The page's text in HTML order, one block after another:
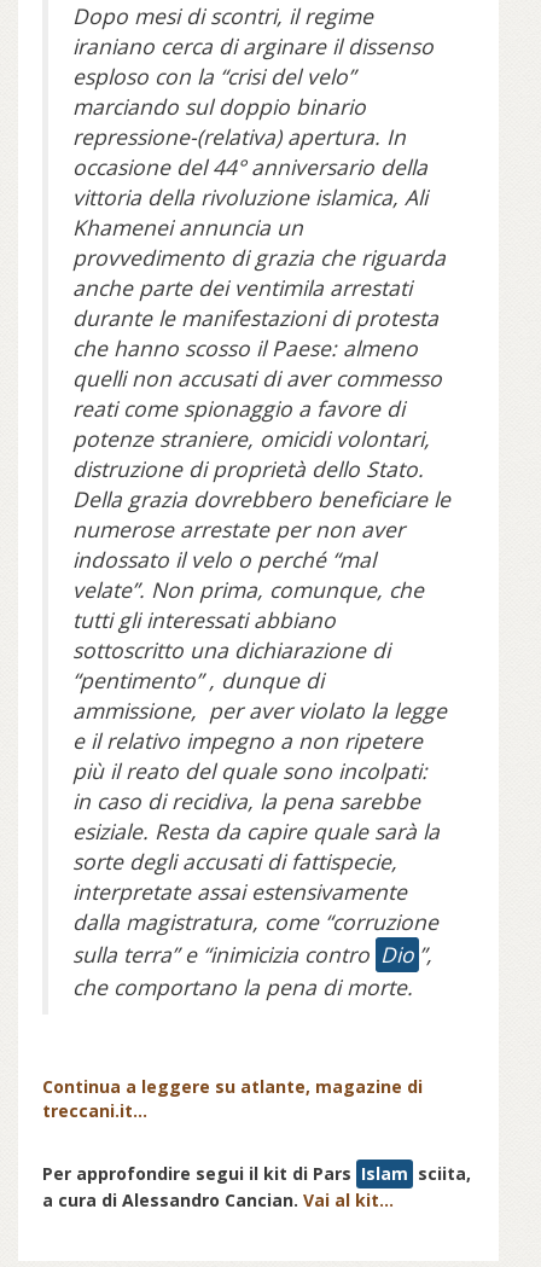
Dopo mesi di scontri, il regime
iraniano cerca di arginare il dissenso
esploso con la “crisi del velo”
marciando sul doppio binario
repressione-(relativa) apertura. In
occasione del 44° anniversario della
vittoria della rivoluzione islamica, Ali
Khamenei annuncia un
provvedimento di grazia che riguarda
anche parte dei ventimila arrestati
durante le manifestazioni di protesta
che hanno scosso il Paese: almeno
quelli non accusati di aver commesso
reati come spionaggio a favore di
potenze straniere, omicidi volontari,
distruzione di proprietà dello Stato.
Della grazia dovrebbero beneficiare le
numerose arrestate per non aver
indossato il velo o perché “mal
velate”. Non prima, comunque, che
tutti gli interessati abbiano
sottoscritto una dichiarazione di
“pentimento” , dunque di
ammissione, per aver violato la legge
e il relativo impegno a non ripetere
più il reato del quale sono incolpati:
in caso di recidiva, la pena sarebbe
esiziale. Resta da capire quale sarà la
sorte degli accusati di fattispecie,
interpretate assai estensivamente
dalla magistratura, come “corruzione
sulla terra” e “inimicizia contro Dio ”,
che comportano la pena di morte.
Continua a leggere su atlante, magazine di
treccani.it...
Per approfondire segui il kit di Pars Islam sciita,
a cura di Alessandro Cancian. Vai al kit...